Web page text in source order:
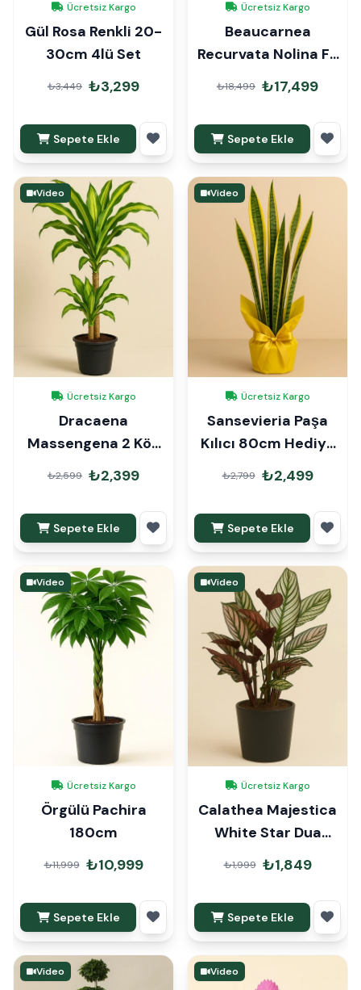
Ücretsiz Kargo
Gül Rosa Renkli 20-
30cm 4lü Set
₺3,449 ₺3,299
Sepete Ekle
Ücretsiz Kargo
Beaucarnea
Recurvata Nolina Fil
Ayağı 100-110cm
₺18,499 ₺17,499
Sepete Ekle
Video
Ücretsiz Kargo
Dracaena
Massengena 2 Kök
90cm
₺2,599 ₺2,399
Sepete Ekle
Video
Ücretsiz Kargo
Sansevieria Paşa
Kılıcı 80cm Hediye
Paketli
₺2,799 ₺2,499
Sepete Ekle
Video
Ücretsiz Kargo
Örgülü Pachira
180cm
₺11,999 ₺10,999
Sepete Ekle
Video
Ücretsiz Kargo
Calathea Majestica
White Star Dua
Çiçeği
₺1,999 ₺1,849
Sepete Ekle
Video Video